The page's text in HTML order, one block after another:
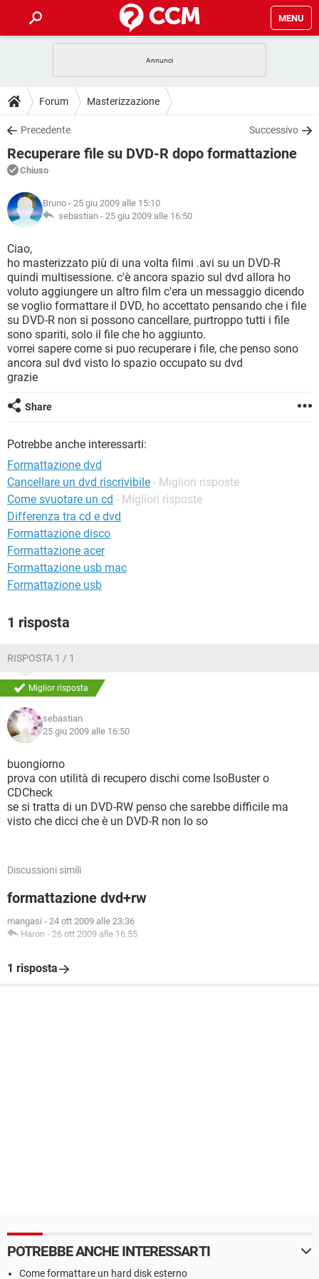
MENU
INTRATTENIMENTO ANDROID
iOS
INSTAGRAM WHATSAPP
TIKTOK
HARDWARE
GUIDE
COVID-19
iOS
INSTAGRAM
TIKTOK FACEBOOK
DOWNLOAD
COVID-19 GAMING
INTRATTENIMENTO
iOS
INSTAGRAM
TIKTOK
HARDWARE
FORUM
COVID-19
INTRATTENIMENTO ANDROID
INSTAGRAM WHATSAPP
TIKTOK FACEBOOK
HARDWARE
GLOSSARIO
COVID-19
INTRATTENIMENTO
iOS WINDOWS 10
INSTAGRAM WHATSAPP
TIKTOK FACEBOOK
HARDWARE
Forum Masterizzazione
Precedente Successivo
Recuperare file su DVD-R dopo formattazione
Chiuso
Bruno - 25 giu 2009 alle 15:10
sebastian - 25 giu 2009 alle 16:50
Ciao,
ho masterizzato più di una volta filmi .avi su un DVD-R
quindi multisessione. c'è ancora spazio sul dvd allora ho
voluto aggiungere un altro film c'era un messaggio dicendo
se voglio formattare il DVD, ho accettato pensando che i file
su DVD-R non si possono cancellare, purtroppo tutti i file
sono spariti, solo il file che ho aggiunto.
vorrei sapere come si puo recuperare i file, che penso sono
ancora sul dvd visto lo spazio occupato su dvd
grazie
Share
Potrebbe anche interessarti:
Formattazione dvd
Cancellare un dvd riscrivibile - Migliori risposte
Come svuotare un cd - Migliori risposte
Differenza tra cd e dvd
Formattazione disco
Formattazione acer
Formattazione usb mac
Formattazione usb
1 risposta
RISPOSTA 1 / 1
Miglior risposta
sebastian
25 giu 2009 alle 16:50
buongiorno
prova con utilità di recupero dischi come IsoBuster o
CDCheck
se si tratta di un DVD-RW penso che sarebbe difficile ma
visto che dicci che è un DVD-R non lo so
Discussioni simili
formattazione dvd+rw
mangasi - 24 ott 2009 alle 23:36
Haron - 26 ott 2009 alle 16:55
1 risposta
POTREBBE ANCHE INTERESSARTI
Come formattare un hard disk esterno